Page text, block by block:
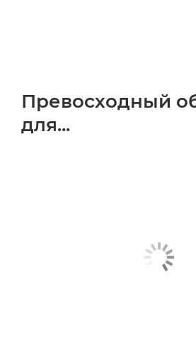
Превосходный
для...